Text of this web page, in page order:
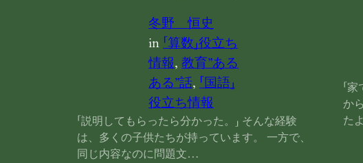
冬野 恒史
in 「算数」役立ち
情報, 教育”ある
ある”話, 「国語」
役立ち情報
「説明してもらったら分かった。」 そんな経験
は、多くの子供たちが持っています。 一方で、
同じ内容なのに問題文…
「
か
た